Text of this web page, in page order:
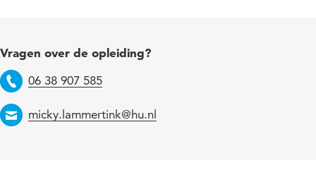
Vragen over de opleiding?
Telefoon
06 38 907 585
Email
micky.lammertink@hu.nl